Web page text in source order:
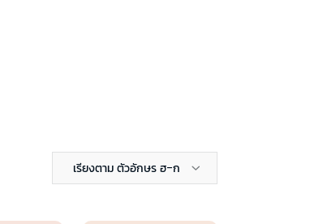
เรียงตาม ตัวอักษร ฮ-ก